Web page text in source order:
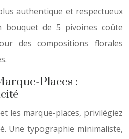
authentique et respectueux
bouquet de 5 pivoines coûte
des compositions florales
Places :
les marque-places, privilégiez
Une typographie minimaliste,